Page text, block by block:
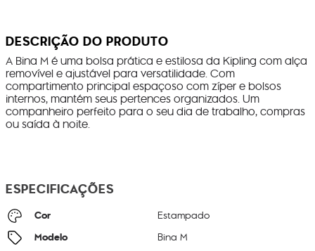
DESCRIÇÃO DO PRODUTO
A Bina M é uma bolsa prática e estilosa da Kipling com alça
removível e ajustável para versatilidade. Com
compartimento principal espaçoso com zíper e bolsos
internos, mantém seus pertences organizados. Um
companheiro perfeito para o seu dia de trabalho, compras
ou saída à noite.
ESPECIFICAÇÕES
Cor Estampado
Modelo Bina M